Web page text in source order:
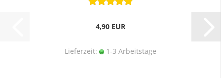
4,90 EUR
Lieferzeit: 1-3 Arbeitstage